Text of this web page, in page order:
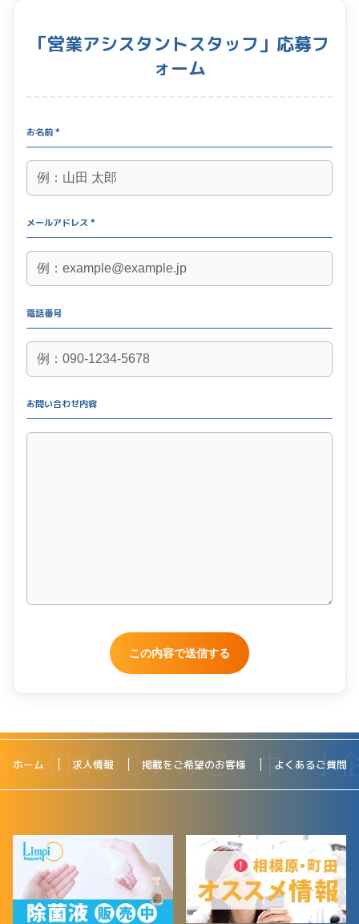
「営業アシスタントスタッフ」応募フ
ォーム
お名前 *
メールアドレス *
電話番号
お問い合わせ内容
ホーム 求人情報 掲載をご希望のお客様 よくあるご質問